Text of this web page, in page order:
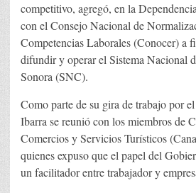
competitivo, agregó, en la
con el Consejo Nacional de
Competencias Laborales (Conocer) a
difundir y operar el Sistema Nacional
Sonora (SNC).
Como parte de su gira de trabajo por
Ibarra se reunió con los miembros de
Comercios y Servicios Turísticos
quienes expuso que el papel del
un facilitador entre trabajador y